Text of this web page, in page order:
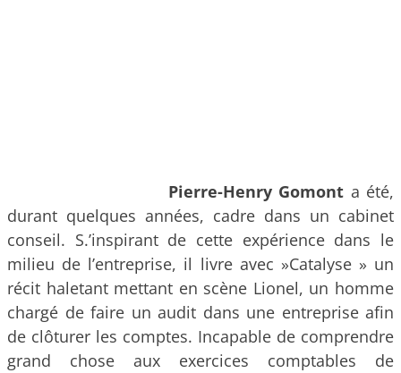
Pierre-Henry Gomont a été,
durant quelques années, cadre dans un cabinet
conseil. S.’inspirant de cette expérience dans le
milieu de l’entreprise, il livre avec »Catalyse » un
récit haletant mettant en scène Lionel, un homme
chargé de faire un audit dans une entrepriseafin
de clôturer les comptes. Incapable de comprendre
grand chose aux exercices comptables de